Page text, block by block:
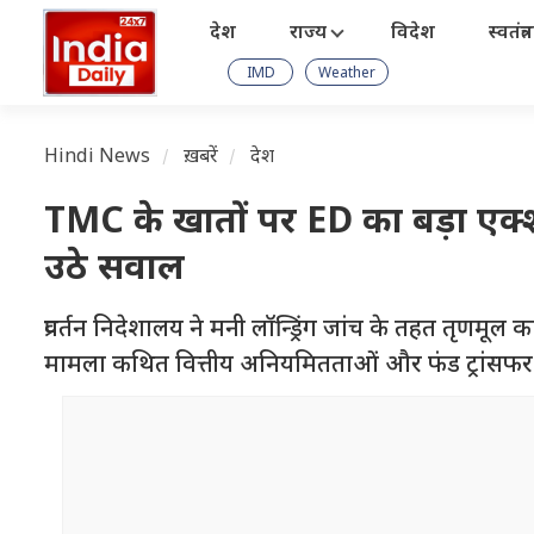
देश राज्य विदेश
IMD Weather
Hindi News ख़बरें देश
TMC के खातों पर ED का बड़ा
उठे सवाल
प्रवर्तन निदेशालय ने मनी लॉन्ड्रिंग जांच के तहत
मामला कथित वित्तीय अनियमितताओं और फंड